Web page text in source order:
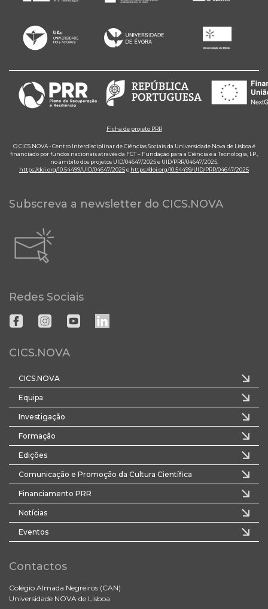
Ficha de projeto PRR
O CICS.NOVA - Centro Interdisciplinar de Ciências Sociais da Universidade Nova de Lisboa é
financiado por fundos nacionais através da FCT – Fundação para a Ciência e a Tecnologia, I.P.,
no âmbito dos projetos UID/04647/2025 e UID/PRR/04647/2025.
https://doi.org/10.54499/UID/04647/2025e https://doi.org/10.54499/UID/PRR/04647/2025
Subscreva a newsletter do CICS.NOVA
Redes Sociais
CICS.NOVA
CICS.NOVA
Equipa
Investigação
Formação
Edições
Comunicação e Promoção da Cultura Científica
Financiamento PRR
Notícias
Eventos
Contactos
Colégio Almada Negreiros (CAN)
Universidade NOVA de Lisboa